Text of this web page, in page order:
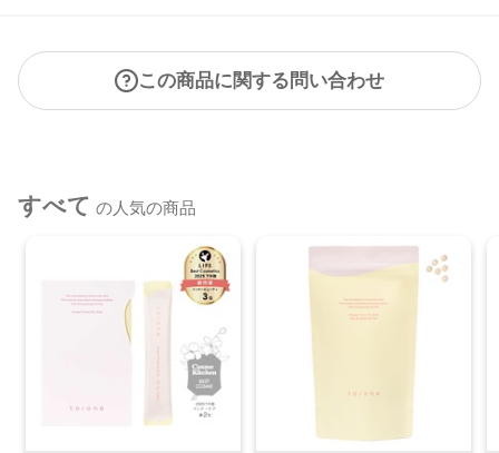
この商品に関する問い合わせ
すべて の人気の商品